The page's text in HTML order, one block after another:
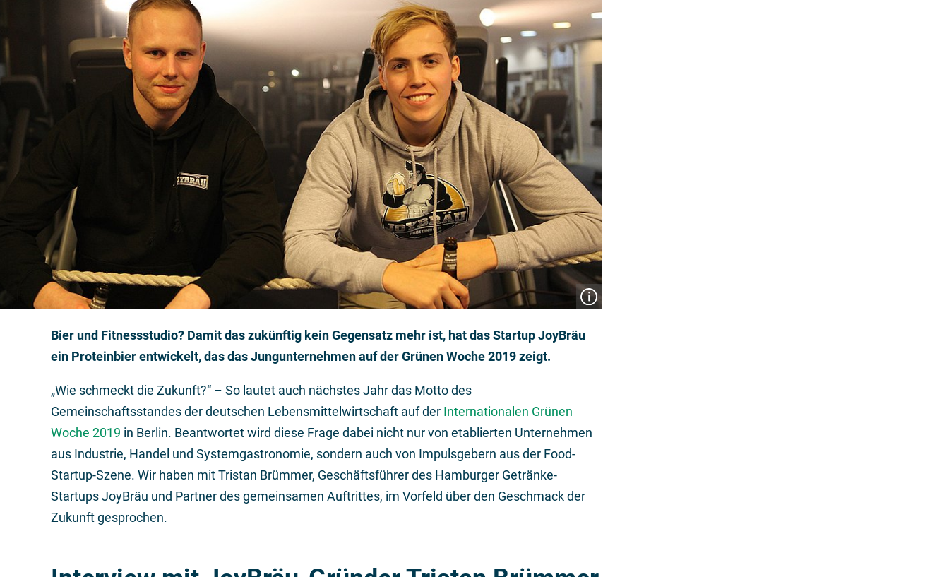
Bier und Fitnessstudio? Damit das zukünftig kein Gegensatz mehr ist, hat das Startup JoyBräu
ein Proteinbier entwickelt, das das Jungunternehmen auf der Grünen Woche 2019 zeigt.
„Wie schmeckt die Zukunft?“ – So lautet auch nächstes Jahr das Motto des
Gemeinschaftsstandes der deutschen Lebensmittelwirtschaft auf der Internationalen Grünen
Woche 2019 in Berlin. Beantwortet wird diese Frage dabei nicht nur von etablierten Unternehmen
aus Industrie, Handel und Systemgastronomie, sondern auch von Impulsgebern aus der Food-
Startup-Szene. Wir haben mit Tristan Brümmer, Geschäftsführer des Hamburger Getränke-
Startups JoyBräu und Partner des gemeinsamen Auftrittes, im Vorfeld über den Geschmack der
Zukunft gesprochen.